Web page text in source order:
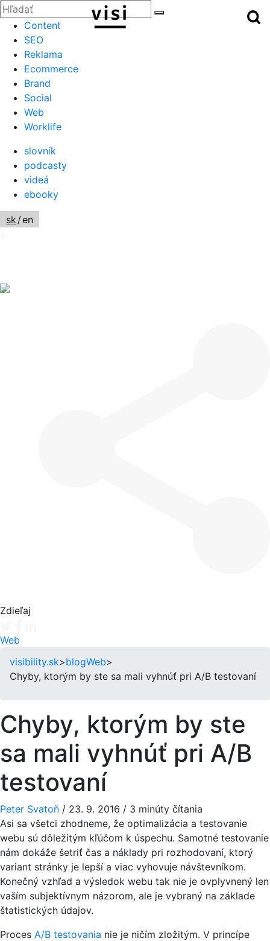
Zatvoriť
Hľadať:
Menu
Content
SEO
Reklama
Ecommerce
Brand
Social
Web
Worklife
slovník
podcasty
videá
ebooky
sk/en
Zdieľaj
Web
visibility.sk>blogWeb>
Chyby, ktorým by ste sa mali vyhnúť pri A/B testovaní
Chyby, ktorým by ste
sa mali vyhnúť pri A/B
testovaní
Peter Svatoň / 23. 9. 2016 / 3 minúty čítania
Asi sa všetci zhodneme, že optimalizácia a testovanie
webu sú dôležitým kľúčom k úspechu. Samotné testovanie
nám dokáže šetriť čas a náklady pri rozhodovaní, ktorý
variant stránky je lepší a viac vyhovuje návštevníkom.
Konečný vzhľad a výsledok webu tak nie je ovplyvnený len
vaším subjektívnym názorom, ale je vybraný na základe
štatistických údajov.
Proces A/B testovania nie je ničím zložitým. V princípe